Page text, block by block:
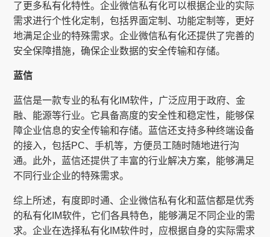
了更多私有化特性。企业微信私有化可以根据企业的实际
需求进行个性化定制，包括界面定制、功能定制等，更好
地满足企业的特殊需求。企业微信私有化还提供了完善的
安全保障措施，确保企业数据的安全传输和存储。
蓝信
蓝信是一款专业的私有化IM软件，广泛应用于政府、金
融、能源等行业。它具备高度的安全性和稳定性，能够保
障企业信息的安全传输和存储。蓝信还支持多种终端设备
的接入，包括PC、手机等，方便员工随时随地进行沟
通。此外，蓝信还提供了丰富的行业解决方案，能够满足
不同行业企业的特殊需求。
综上所述，有度即时通、企业微信私有化和蓝信都是优秀
的私有化IM软件，它们各具特色，能够满足不同企业的需
求。企业在选择私有化IM软件时，应根据自身的实际需求